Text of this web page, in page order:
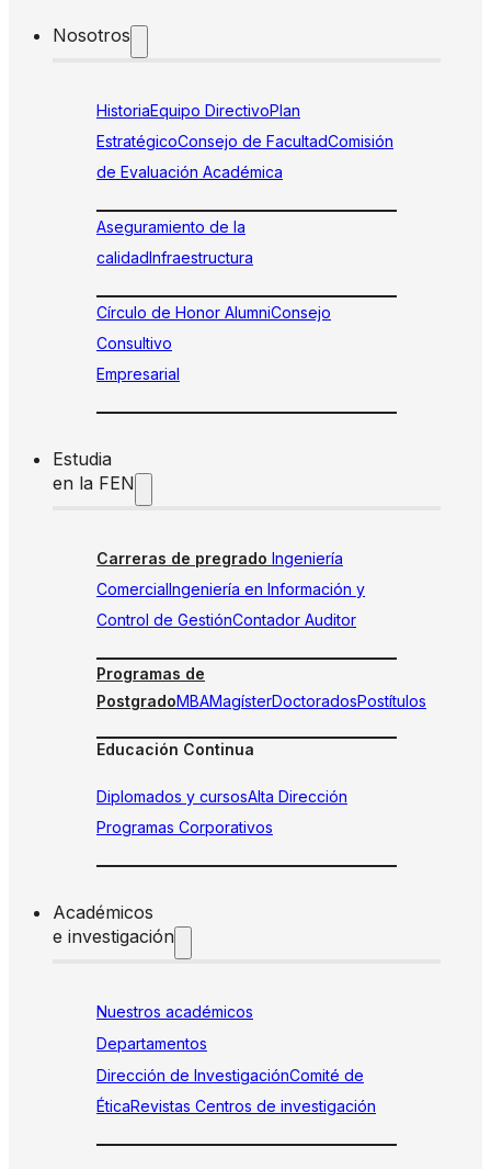
Nosotros
HistoriaEquipo DirectivoPlan
EstratégicoConsejo de FacultadComisión
de Evaluación Académica
Aseguramiento de la
calidadInfraestructura
Círculo de Honor AlumniConsejo
Consultivo
Empresarial
Estudia
en la FEN
Carreras de pregrado Ingeniería
ComercialIngeniería en Información y
Control de GestiónContador Auditor
Programas de
PostgradoMBAMagísterDoctoradosPostítulos
Educación Continua
Diplomados y cursosAlta Dirección
Programas Corporativos
Académicos
e investigación
Nuestros académicos
Departamentos
Dirección de InvestigaciónComité de
ÉticaRevistas Centros de investigación